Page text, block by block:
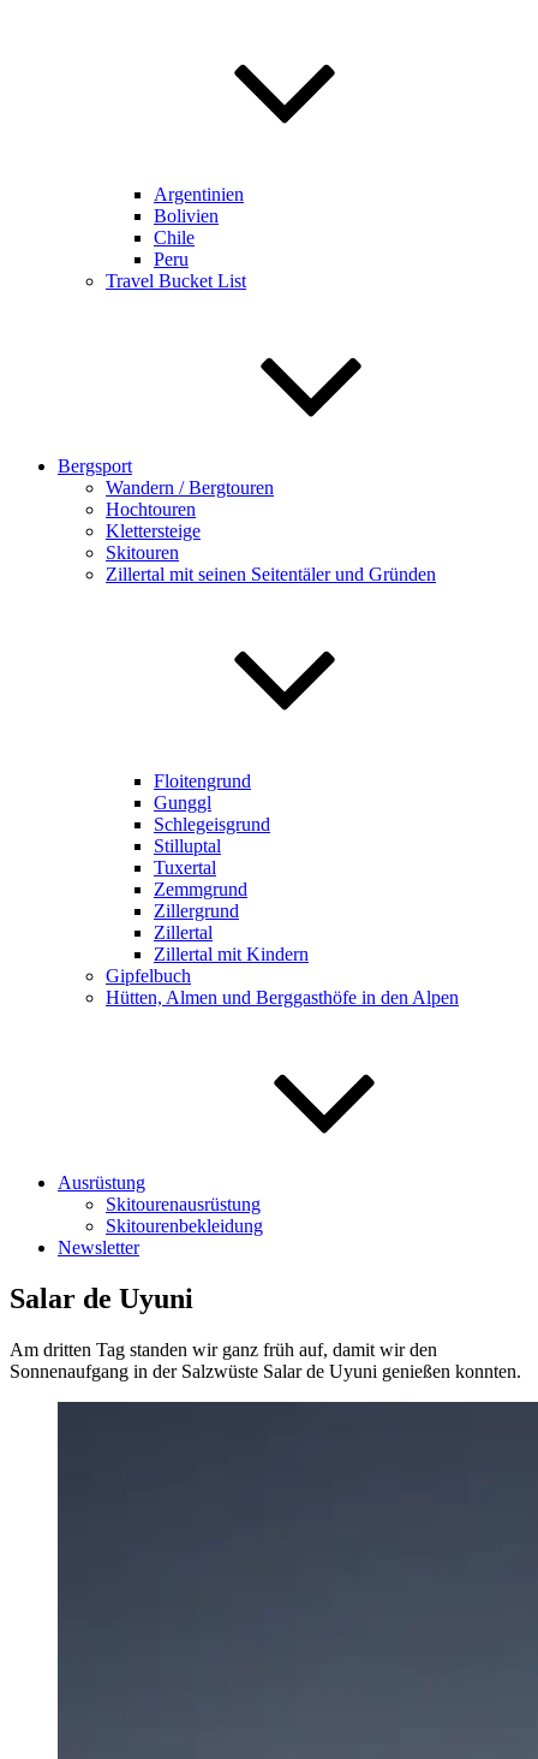
Argentinien
Bolivien
Chile
Peru
Travel Bucket List
Bergsport
Wandern / Bergtouren
Hochtouren
Klettersteige
Skitouren
Zillertal mit seinen Seitentäler und Gründen
Floitengrund
Gunggl
Schlegeisgrund
Stilluptal
Tuxertal
Zemmgrund
Zillergrund
Zillertal
Zillertal mit Kindern
Gipfelbuch
Hütten, Almen und Berggasthöfe in den Alpen
Ausrüstung
Skitourenausrüstung
Skitourenbekleidung
Newsletter
Salar de Uyuni
Am dritten Tag standen wir ganz früh auf, damit wir den
Sonnenaufgang in der Salzwüste Salar de Uyuni genießen konnten.